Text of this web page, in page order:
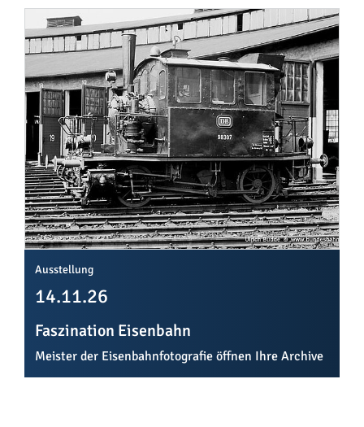
Ausstellung
14.11.26
Faszination Eisenbahn
Meister der Eisenbahnfotografie öffnen Ihre Archive